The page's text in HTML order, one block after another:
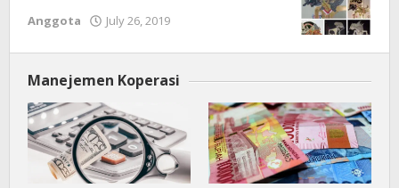
Anggota July 26, 2019
Manejemen Koperasi